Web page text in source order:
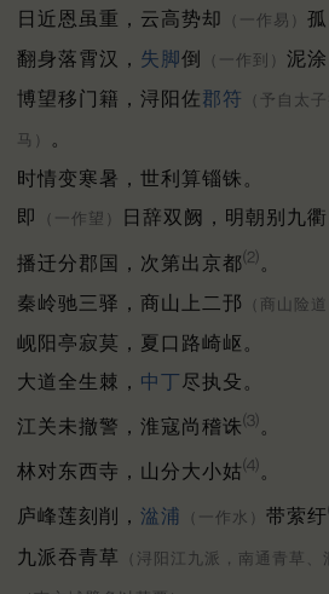
日近恩虽重，云高势却
（一作易） 孤
翻身落霄汉， 失脚倒 （一作到） 泥涂
博望移门籍，浔阳佐郡符 （予自太
马）
。
时情变寒暑，世利算锱铢。
即
（一作望） 日辞双阙，明朝别九衢
播迁分郡国，次第出京都⑵。
秦岭驰三驿，商山上二邘
（商山险
岘阳亭寂莫，夏口路崎岖。
大道全生棘， 中丁尽执殳。
江关未撤警，淮寇尚稽诛⑶ 。
林对东西寺，山分大小姑⑷ 。
庐峰莲刻削， 湓浦 （一作水） 带萦纡
九派吞青草
（浔阳江九派，南通青草、